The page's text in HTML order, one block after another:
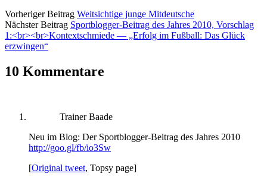
Vorheriger Beitrag Weitsichtige junge Mitdeutsche
Nächster Beitrag Sportblogger-Beitrag des Jahres 2010, Vorschlag
1:<br><br>Kontextschmiede — „Erfolg im Fußball: Das Glück
erzwingen“
10 Kommentare
Trainer Baade
Neu im Blog: Der Sportblogger-Beitrag des Jahres 2010
http://goo.gl/fb/io3Sw
[Original tweet, Topsy page]